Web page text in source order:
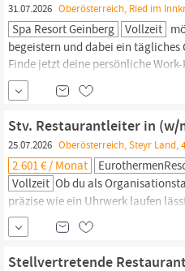
31.07.2026 Oberösterreich, Ried im
Spa Resort Geinberg Vollzeit
begeistern und dabei ein tägliches
Finde jetzt deine persönliche
dich für deinen sicheren WOW-Job
Team suchen wir eine engagierte
Herzlichkeit und Professionalität
sorgt. Diese...
Stv. Restaurantleiter in (w/
25.07.2026 Oberösterreich, Steyr Land,
2.601 € / Monat
Vollzeit Ob du als
präzise wie ein Uhrwerk laufen
unsere Stammgäste bezauberst.
Darum wollen wir dich für das
in (w/m/d) Bad
Stellvertretende